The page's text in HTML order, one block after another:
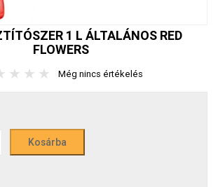
1 L ÁLTALÁNOS RED
FLOWERS
★ ★ ★ Még nincs értékelés